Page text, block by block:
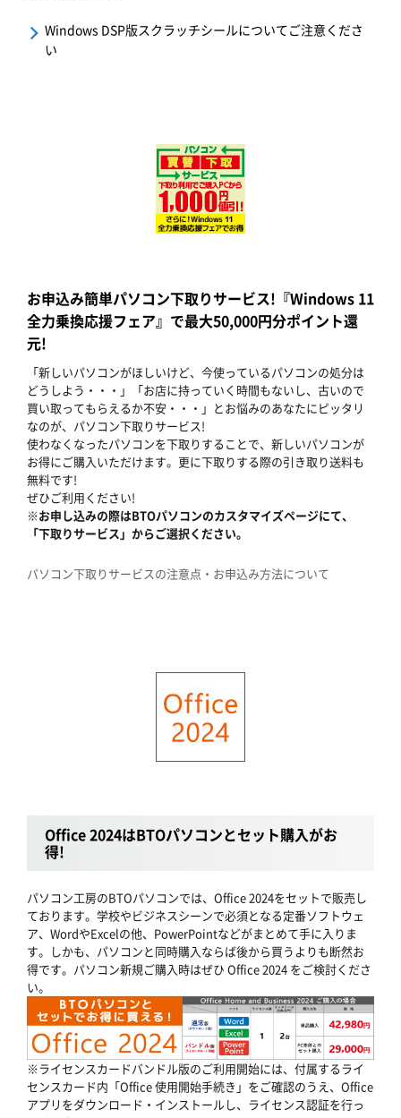
Windows DSP版スクラッチシールについてご注意くださ
い
お申込み簡単パソコン下取りサービス!『Windows 11
全力乗換応援フェア』で最大50,000円分ポイント還
元!
「新しいパソコンがほしいけど、今使っているパソコンの処分は
どうしよう・・・」「お店に持っていく時間もないし、古いので
買い取ってもらえるか不安・・・」とお悩みのあなたにピッタリ
なのが、パソコン下取りサービス!
使わなくなったパソコンを下取りすることで、新しいパソコンが
お得にご購入いただけます。更に下取りする際の引き取り送料も
無料です!
ぜひご利用ください!
※お申し込みの際はBTOパソコンのカスタマイズページにて、
「下取りサービス」からご選択ください。
パソコン下取りサービスの注意点・お申込み方法について
Office 2024はBTOパソコンとセット購入がお
得!
パソコン工房のBTOパソコンでは、Office 2024をセットで販売し
ております。学校やビジネスシーンで必須となる定番ソフトウェ
ア、WordやExcelの他、PowerPointなどがまとめて手に入りま
す。しかも、パソコンと同時購入ならば後から買うよりも断然お
得です。パソコン新規ご購入時はぜひ Office 2024 をご検討くださ
い。
※ライセンスカードバンドル版のご利用開始には、付属するライ
センスカード内「Office 使用開始手続き」をご確認のうえ、Office
アプリをダウンロード・インストールし、ライセンス認証を行っ